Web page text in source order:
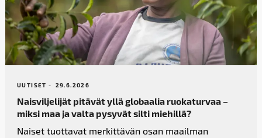
UUTISET - 29.6.2026
Naisviljelijät pitävät yllä globaalia ruokaturvaa –
miksi maa ja valta pysyvät silti miehillä?
Naiset tuottavat merkittävän osan maailman